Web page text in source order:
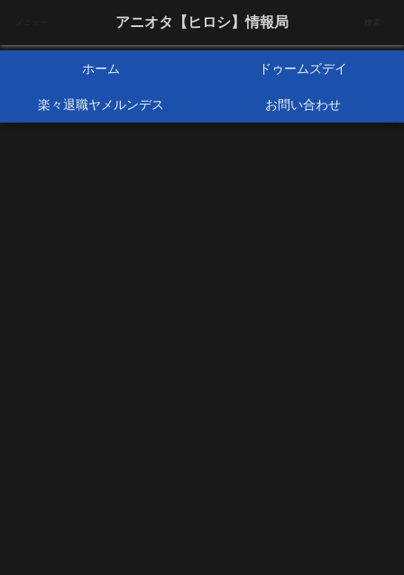
アニメオタクで元サラリーマンの独自な目線から、おすすめなどの紹介や気に
ホーム ドゥームズデイ
楽々退職ヤメルンデス お問い合わせ
アニオタ【ヒロシ】情報局